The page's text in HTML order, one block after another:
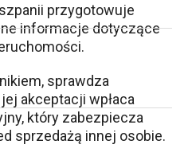
przygotowuje
informacje dotyczące
sprawdza
akceptacji wpłaca
który zabezpiecza
sprzedażą innej osobie.